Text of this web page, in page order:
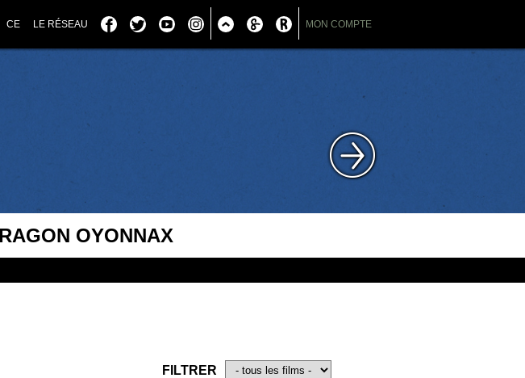
CE LE RÉSEAU MON COMPTE
OYONNAX
FILTRER